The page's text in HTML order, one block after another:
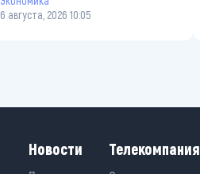
6 августа, 2026 10:05
Новости Телекомпания